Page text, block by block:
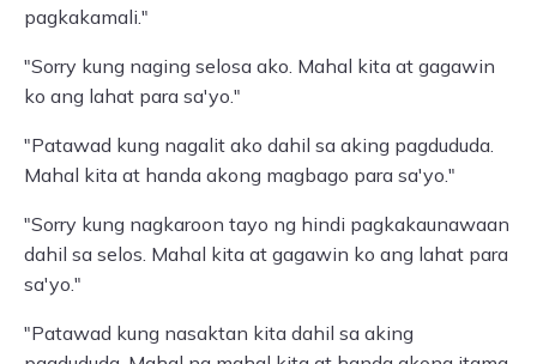
pagkakamali."
"Sorry kung naging selosa ako. Mahal kita at gagawin
ko ang lahat para sa'yo."
"Patawad kung nagalit ako dahil sa aking pagdududa.
Mahal kita at handa akong magbago para sa'yo."
"Sorry kung nagkaroon tayo ng hindi pagkakaunawaan
dahil sa selos. Mahal kita at gagawin ko ang lahat para
sa'yo."
"Patawad kung nasaktan kita dahil sa aking